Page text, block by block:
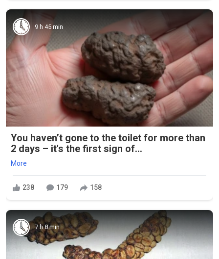
9 h 45 min
You haven’t gone to the toilet for more than
2 days – it's the first sign of...
More
238 179 158
7 h 8 min